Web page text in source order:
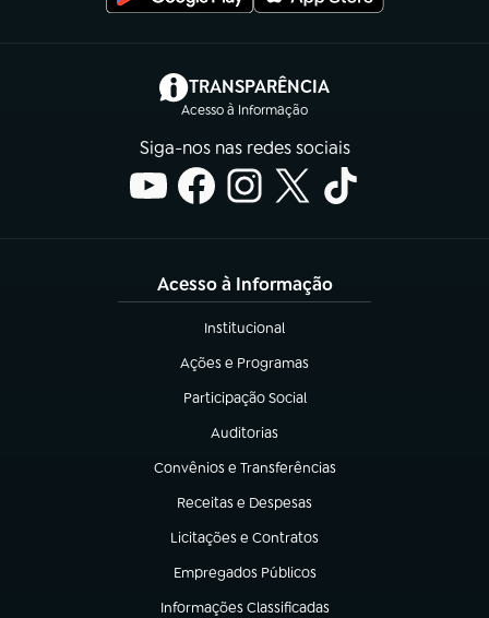
TRANSPARÊNCIA
Acesso à Informação
(abre em nova aba)
Siga-nos nas redes sociais
Acesso à Informação
Institucional
(abre em nova aba)
Ações e Programas
(abre em nova aba)
Participação Social
(abre em nova aba)
Auditorias
(abre em nova aba)
Convênios e Transferências
(abre em nova aba)
Receitas e Despesas
(abre em nova aba)
Licitações e Contratos
(abre em nova aba)
Empregados Públicos
(abre em nova aba)
Informações Classificadas